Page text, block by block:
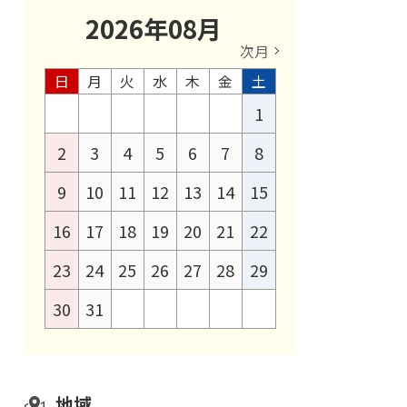
2026年08月
次月
日
月 火 水 木 金 土
1
2
3 4 5 6 7
8
9
10 11 12 13 14
15
16
17 18 19 20 21
22
23
24 25 26 27 28
29
30
31